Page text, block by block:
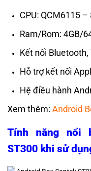
CPU: QCM6115
Ram/Rom: 4GB/
Kết nối Bluetooth,
Hỗ trợ kết nối
Hệ điều hành
Xem thêm: Android
Tính năng nổi
ST300 khi sử